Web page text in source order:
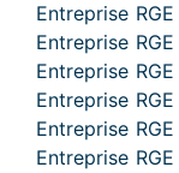
Entreprise
Entreprise
Entreprise
Entreprise
Entreprise
Entreprise